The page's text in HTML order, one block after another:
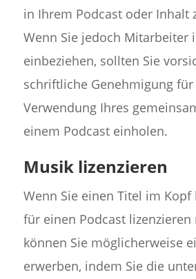
in Ihrem Podcast oder Inhalt
Wenn Sie jedoch Mitarbeiter
einbeziehen, sollten Sie
schriftliche Genehmigung
Verwendung Ihres
einem Podcast einholen.
Musik lizenzieren
Wenn Sie einen Titel im Kopf
für einen Podcast lizenzieren
können Sie möglicherweise
erwerben, indem Sie die